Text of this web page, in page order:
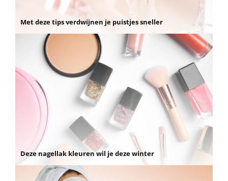
Met deze tips verdwijnen je puistjes sneller
Deze nagellak kleuren wil je deze winter